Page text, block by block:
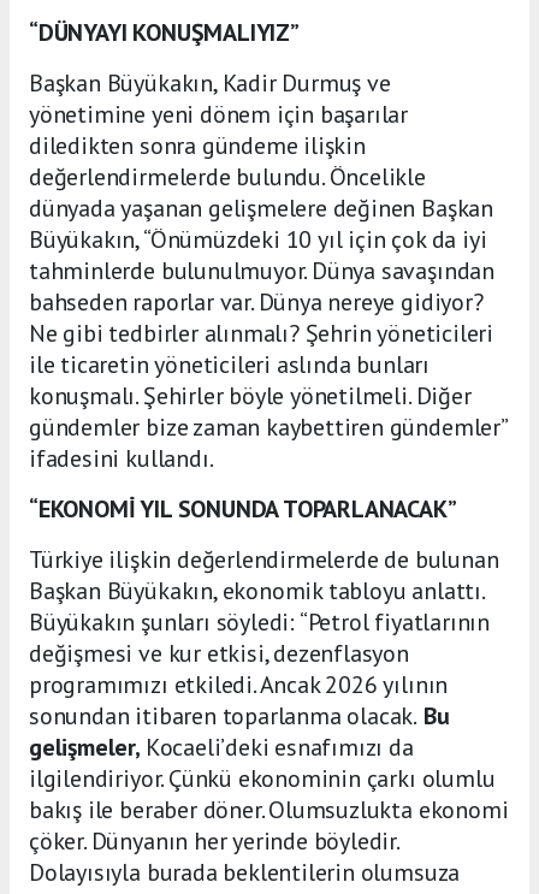
“DÜNYAYI KONUŞMALIYIZ”
Başkan Büyükakın, Kadir Durmuş ve
yönetimine yeni dönem için başarılar
diledikten sonra gündeme ilişkin
değerlendirmelerde bulundu. Öncelikle
dünyada yaşanan gelişmelere değinen Başkan
Büyükakın, “Önümüzdeki 10 yıl için çok da iyi
tahminlerde bulunulmuyor. Dünya savaşından
bahseden raporlar var. Dünya nereye gidiyor?
Ne gibi tedbirler alınmalı? Şehrin yöneticileri
ile ticaretin yöneticileri aslında bunları
konuşmalı. Şehirler böyle yönetilmeli. Diğer
gündemler bize zaman kaybettiren gündemler”
ifadesini kullandı.
“EKONOMİ YIL SONUNDA TOPARLANACAK”
Türkiye ilişkin değerlendirmelerde de bulunan
Başkan Büyükakın, ekonomik tabloyu anlattı.
Büyükakın şunları söyledi: “Petrol fiyatlarının
değişmesi ve kur etkisi, dezenflasyon
programımızı etkiledi. Ancak 2026 yılının
sonundan itibaren toparlanma olacak. Bu
gelişmeler, Kocaeli’deki esnafımızı da
ilgilendiriyor. Çünkü ekonominin çarkı olumlu
bakış ile beraber döner. Olumsuzlukta ekonomi
çöker. Dünyanın her yerinde böyledir.
Dolayısıyla burada beklentilerin olumsuza